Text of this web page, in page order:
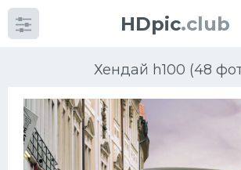
HDpic.club
Хендай h100 (48